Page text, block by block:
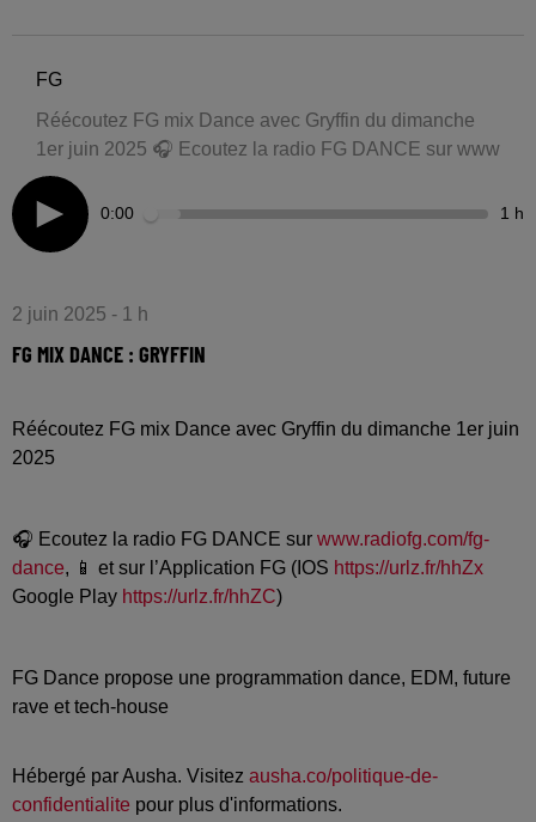
FG
Réécoutez FG mix Dance avec Gryffin du dimanche
1er juin 2025 🎧 Ecoutez la radio FG DANCE sur www
0:00 1 h
2 juin 2025 - 1 h
FG MIX DANCE : GRYFFIN
Réécoutez FG mix Dance avec Gryffin du dimanche 1er juin
2025
🎧 Ecoutez la radio FG DANCE sur www.radiofg.com/fg-
dance, 📱 et sur l’Application FG (IOS https://urlz.fr/hhZx
Google Play https://urlz.fr/hhZC)
FG Dance propose une programmation dance, EDM, future
rave et tech-house
Hébergé par Ausha. Visitez ausha.co/politique-de-
confidentialite pour plus d'informations.